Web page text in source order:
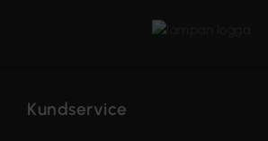
Kundservice